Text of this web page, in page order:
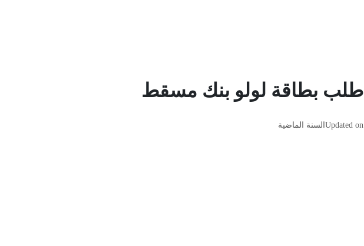
طلب بطاقة لولو بنك مسقط
Updated onالسنة الماضية